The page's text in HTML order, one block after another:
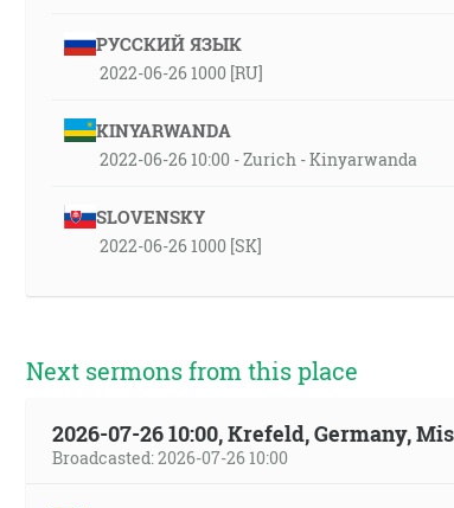
РУССКИЙ ЯЗЫК
2022-06-26 1000 [RU]
KINYARWANDA
2022-06-26 10:00 - Zurich - Kinyarwanda
SLOVENSKY
2022-06-26 1000 [SK]
Next sermons from this place
2026-07-26 10:00, Krefeld, Germany,
Broadcasted: 2026-07-26 10:00